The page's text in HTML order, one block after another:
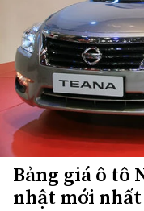
Bảng giá ô tô
nhật mới nhất